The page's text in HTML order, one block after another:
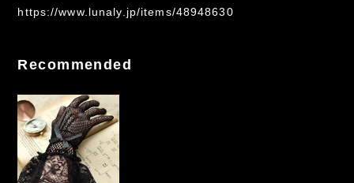
https://www.lunaly.jp/items/48948630
Recommended